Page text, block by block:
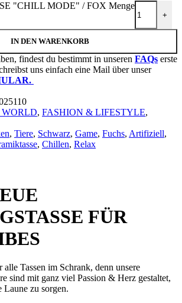
"CHILL MODE" / FOX Menge
+
IN DEN WARENKORB
findest du bestimmt in unseren FAQs erste
uns einfach eine Mail über unser
, FASHION & LIFESTYLE,
, Tiere, Schwarz, Game, Fuchs, Artifiziell,
, Chillen, Relax
FÜR
Tassen im Schrank, denn unsere
sind mit ganz viel Passion & Herz gestaltet,
zu sorgen.